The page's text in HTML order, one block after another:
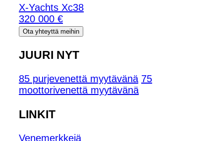
X-Yachts Xc38
320 000 €
Ota yhteyttä meihin
JUURI NYT
85 purjevenettä myytävänä 75
moottorivenettä myytävänä
LINKIT
Venemerkkejä